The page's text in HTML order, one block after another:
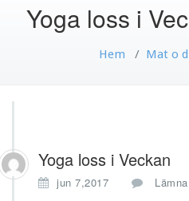
Yoga loss i
Hem / Mat o
Yoga loss i Veckan
jun 7,2017